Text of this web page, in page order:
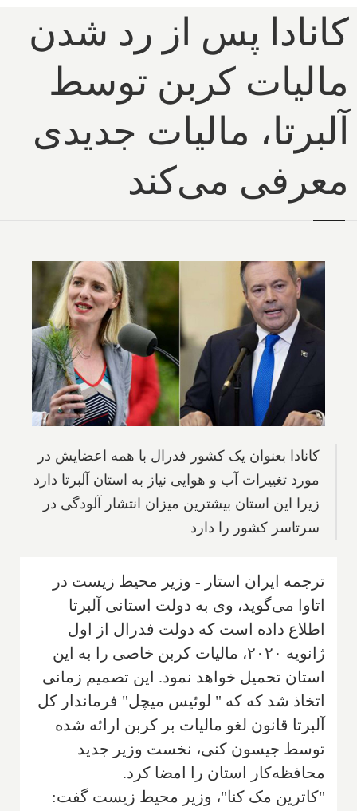
کانادا پس از رد شدن
مالیات کربن توسط
آلبرتا، مالیات جدیدی
معرفی می‌کند
کانادا بعنوان یک کشور فدرال با همه اعضایش در
مورد تغییرات آب و هوایی نیاز به استان آلبرتا دارد
زیرا این استان بیشترین میزان انتشار آلودگی در
سرتاسر کشور را دارد
ترجمه ایران استار - وزیر محیط زیست‌ در
اتاوا می‌گوید، وی به دولت استانی آلبرتا
اطلاع داده است که دولت فدرال از اول
ژانویه ۲۰۲۰، مالیات کربن خاصی را به این
استان تحمیل خواهد نمود. این تصمیم زمانی
اتخاذ شد که‌ که‌ " لوئیس میچل" فرماندار کل
آلبرتا قانون لغو مالیات بر کربن ارائه شده
توسط جیسون کنی، نخست وزیر جدید
محافظه‌کار استان را امضا کرد.
"کاترین مک کنا"، وزیر محیط زیست گفت: